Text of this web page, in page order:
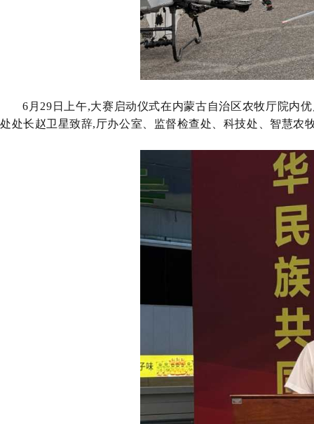
6月29日上午,大赛 启动仪式在内蒙古自治区农牧厅院内
处处长赵卫星致辞,厅办公室、 监督检查处 科技处 智慧农